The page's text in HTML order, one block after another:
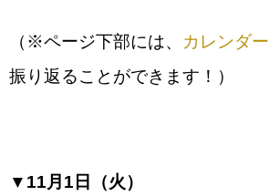
（※ページ下部には、 カレンダー
振り返ることができます！）
▼11月1日（火）